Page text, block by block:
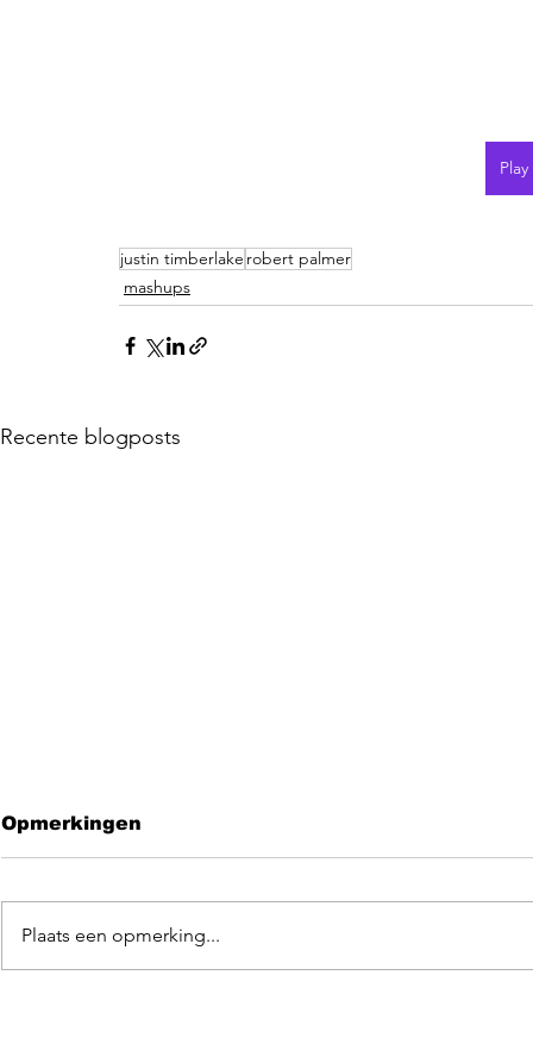
justin timberlake robert palmer
mashups
Recente blogposts
Leave
Opmerkingen
Plaats een opmerking...